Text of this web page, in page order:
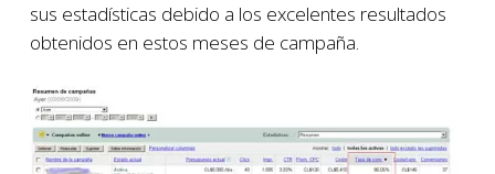
sus estadísticas debido a los excelentes resultados
obtenidos en estos meses de campaña.